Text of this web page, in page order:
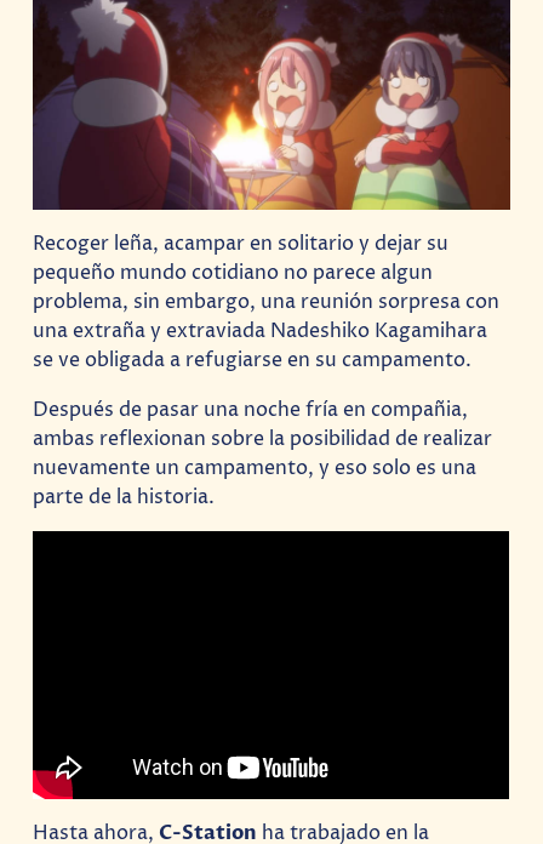
Recoger leña, acampar en solitario y dejar su
pequeño mundo cotidiano no parece algun
problema, sin embargo, una reunión sorpresa con
una extraña y extraviada Nadeshiko Kagamihara
se ve obligada a refugiarse en su campamento.
Después de pasar una noche fría en compañia,
ambas reflexionan sobre la posibilidad de realizar
nuevamente un campamento, y eso solo es una
parte de la historia.
Hasta ahora, C-Station ha trabajado en la